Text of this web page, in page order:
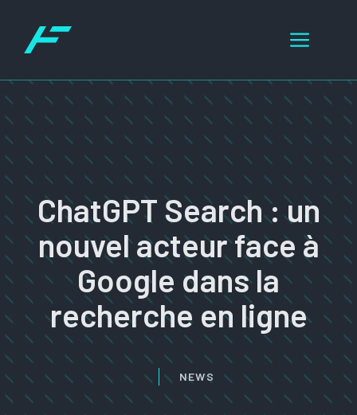
contenu
Menu
ChatGPT Search : un
nouvel acteur face à
Google dans la
recherche en ligne
NEWS